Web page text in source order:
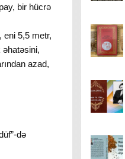
bir hücrə
eni 5,5 metr,
əhatəsini,
azad,
də